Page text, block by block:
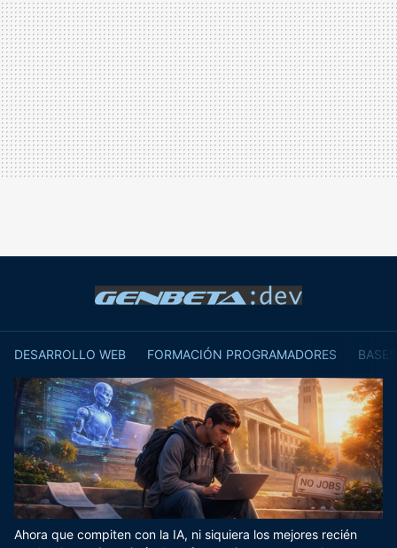
DESARROLLO WEB FORMACIÓN PROGRAMADORES
Ahora que compiten con la IA, ni siquiera los mejores recién